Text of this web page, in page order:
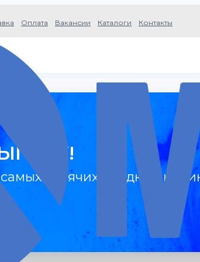
Оплата Вакансии Каталоги Контакты
горячих скидках,